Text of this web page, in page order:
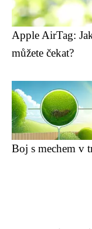
Apple AirTag:
můžete čekat?
Boj s mechem v